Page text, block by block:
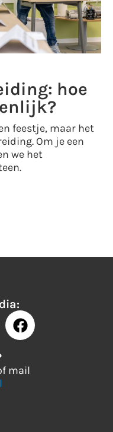
hoe
feestje, maar het
Om je een
we het
mail